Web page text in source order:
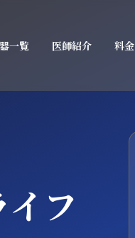
一覧 医師紹介 料金
フ